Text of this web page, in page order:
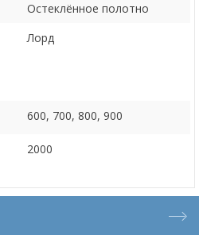
Остеклённое полотно
Лорд
600, 700, 800, 900
2000